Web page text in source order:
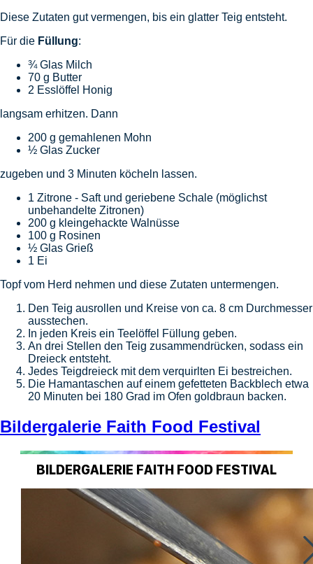
Diese Zutaten gut vermengen, bis ein glatter Teig entsteht.
Für die Füllung:
¾ Glas Milch
70 g Butter
2 Esslöffel Honig
langsam erhitzen. Dann
200 g gemahlenen Mohn
½ Glas Zucker
zugeben und 3 Minuten köcheln lassen.
1 Zitrone - Saft und geriebene Schale (möglichst
unbehandelte Zitronen)
200 g kleingehackte Walnüsse
100 g Rosinen
½ Glas Grieß
1 Ei
Topf vom Herd nehmen und diese Zutaten untermengen.
Den Teig ausrollen und Kreise von ca. 8 cm Durchmesser
ausstechen.
In jeden Kreis ein Teelöffel Füllung geben.
An drei Stellen den Teig zusammendrücken, sodass ein
Dreieck entsteht.
Jedes Teigdreieck mit dem verquirlten Ei bestreichen.
Die Hamantaschen auf einem gefetteten Backblech etwa
20 Minuten bei 180 Grad im Ofen goldbraun backen.
Bildergalerie Faith Food Festival
BILDERGALERIE FAITH FOOD FESTIVAL